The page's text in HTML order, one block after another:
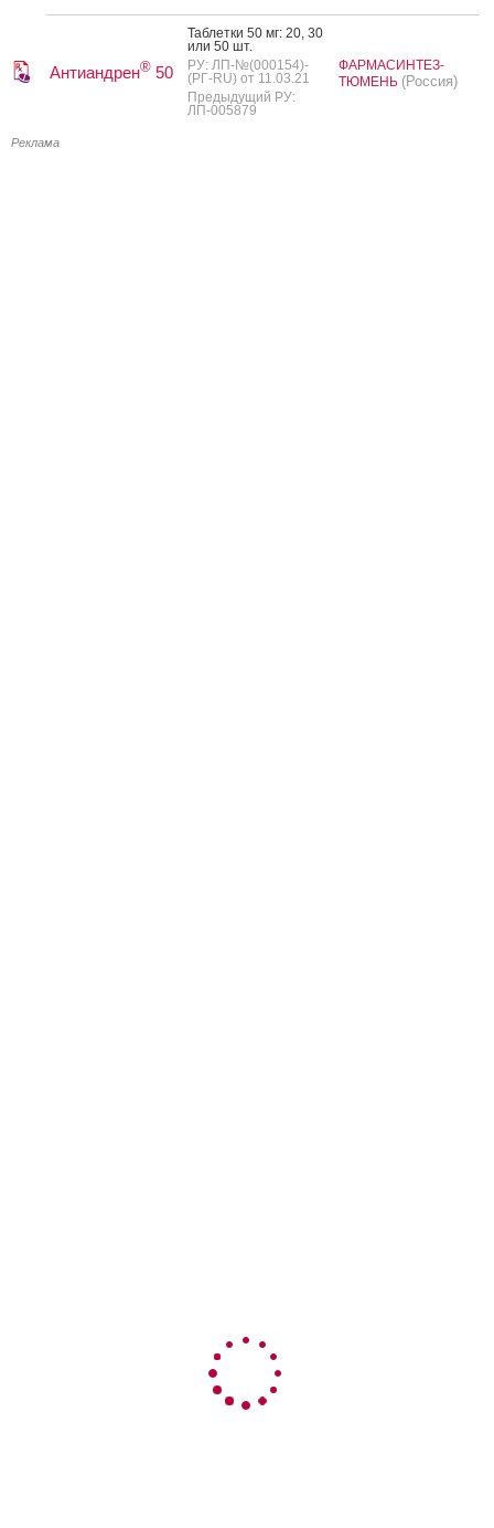
Антиандрен®50
Таб­летки 50 мг: 20, 30
или 50 шт.
РУ: ЛП-№(000154)-
(РГ-RU) от 11.03.21
Предыдущий РУ:
ЛП-005879
ФАРМАСИНТЕЗ-
ТЮМЕНЬ (Россия)
Реклама